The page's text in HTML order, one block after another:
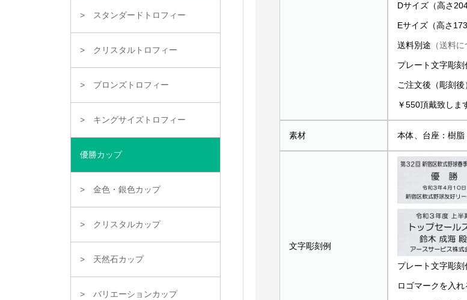
Dサイズ（高さ
Eサイズ（高さ
送料別途 （送料に
プレート文字彫刻
ご注文後（彫刻
￥550頂戴致しま
素材 本体、台座：樹脂
文字彫刻例
プレート文字彫刻
ロゴマークを入
スタンダードトロフィー
クリスタルトロフィー
ブロンズトロフィー
キングサイズトロフィー
優勝カップ
金色・銀色カップ
クリスタルカップ
天然石カップ
バリエーションカップ